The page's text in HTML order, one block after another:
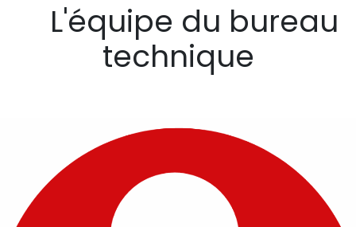
L'équipe du bureau
technique